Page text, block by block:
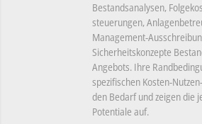
Bestandsanalysen,
steuerungen,
Management-
Sicherheitskonzepte
Angebots. Ihre
spezifischen Kosten-
den Bedarf und zeigen die
Potentiale auf.